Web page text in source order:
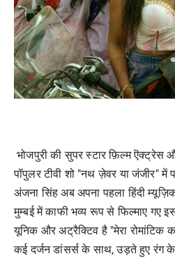
भोजपुरी की सुपर स्टार फ़िल्म ऎक्ट्रेस
पॉपुलर टीवी शो "नथ ज़ेवर या जंजीर" में
अंजना सिंह अब अपना पहला हिंदी
मुम्बई में काफी भव्य रूप से फिल्माए गए
यूनिक और अट्रैक्टिव है "मेरा रोमांटिक
कई दर्जन डांसर्स के साथ, उड़ते हुए रंग